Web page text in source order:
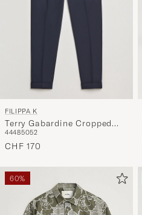
FILIPPA K
Terry Gabardine Cropped
44485052
CHF 170
60%